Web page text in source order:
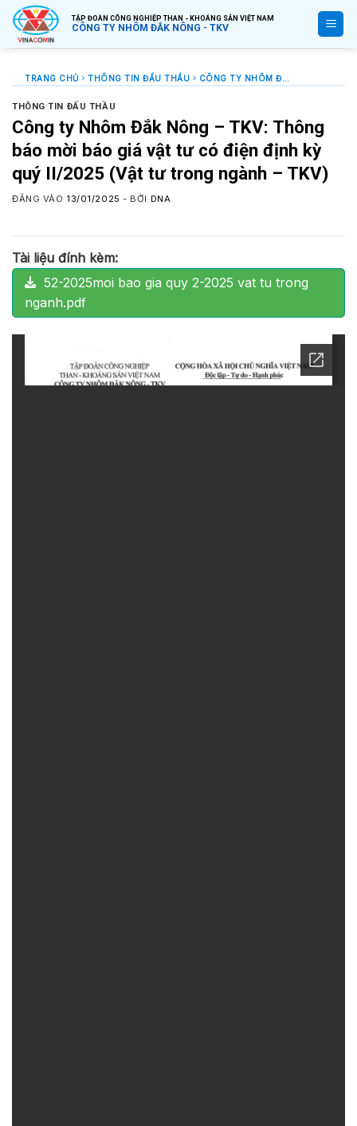
Bỏ
qua
nội
TẬP ĐOÀN CÔNG NGHIỆP THAN - KHOÁNG SẢN VIỆT NAM
CÔNG TY NHÔM ĐẮK NÔNG - TKV
TRANG CHỦ THÔNG TIN ĐẤU THẦU CÔNG TY NHÔM ĐẮK NÔNG – TKV: THÔNG BÁO MỜI BÁO GIÁ VẬT TƯ CÓ ĐIỆN ĐỊNH KỲ QUÝ II/2025 (VẬT TƯ TRONG NGÀNH – TKV)
THÔNG TIN ĐẤU THẦU
Công ty Nhôm Đắk Nông – TKV: Thông
báo mời báo giá vật tư có điện định kỳ
quý II/2025 (Vật tư trong ngành – TKV)
ĐĂNG VÀO 13/01/2025 - BỞI DNA
Tài liệu đính kèm:
52-2025moi bao gia quy 2-2025 vat tu trong
nganh.pdf